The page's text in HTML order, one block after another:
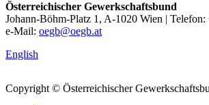
Österreichischer Gewerkschaftsbund
Johann-Böhm-Platz 1, A-1020 Wien | Telefon:
e-Mail: oegb@oegb.at
English
Copyright © Österreichischer